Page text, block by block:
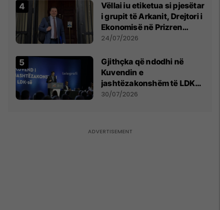
Vëllai iu etiketua si pjesëtar
i grupit të Arkanit, Drejtori i
Ekonomisë në Prizren
mohon pretendimet
24/07/2026
Gjithçka që ndodhi në
Kuvendin e
jashtëzakonshëm të LDK-
së
30/07/2026